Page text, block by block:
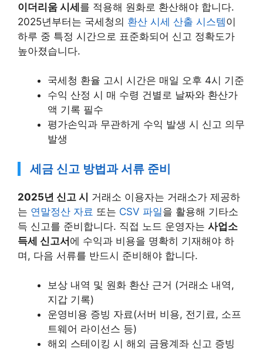
이더리움 시세를 적용해 원화로 환산해야 합니다.
2025년부터는 국세청의 환산 시세 산출 시스템이
하루 중 특정 시간으로 표준화되어 신고 정확도가
높아졌습니다.
국세청 환율 고시 시간은 매일 오후 4시 기준
수익 산정 시 매 수령 건별로 날짜와 환산가
액 기록 필수
평가손익과 무관하게 수익 발생 시 신고 의무
발생
세금 신고 방법과 서류 준비
2025년 신고 시 거래소 이용자는 거래소가 제공하
는 연말정산 자료 또는 CSV 파일을 활용해 기타소
득 신고를 준비합니다. 직접 노드 운영자는 사업소
득세 신고서에 수익과 비용을 명확히 기재해야 하
며, 다음 서류를 반드시 준비해야 합니다.
보상 내역 및 원화 환산 근거 (거래소 내역,
지갑 기록)
운영비용 증빙 자료(서버 비용, 전기료, 소프
트웨어 라이선스 등)
해외 스테이킹 시 해외 금융계좌 신고 증빙